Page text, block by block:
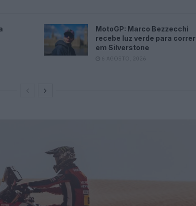
MotoGP: Marco Bezzecchi
recebe luz verde para correr
em Silverstone
6 AGOSTO, 2026